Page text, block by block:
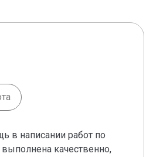
в написании работ по
выполнена качественно,